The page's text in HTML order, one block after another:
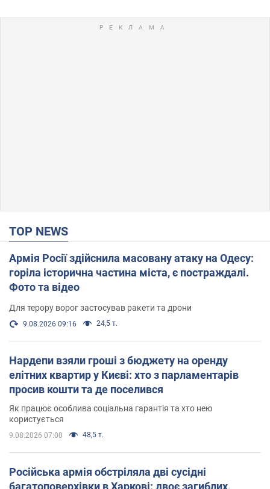
TOP NEWS
Армія Росії здійснила масовану атаку на Одесу:
горіла історична частина міста, є постраждалі.
Фото та відео
Для терору ворог застосував ракети та дрони
9.08.2026 09:16 24,5 т.
Нардепи взяли гроші з бюджету на оренду
елітних квартир у Києві: хто з парламентарів
просив кошти та де поселився
Як працює особлива соціальна гарантія та хто нею
користується
9.08.2026 07:00 48,5 т.
Російська армія обстріляла дві сусідні
багатоповерхівки в Харкові: двоє загиблих,